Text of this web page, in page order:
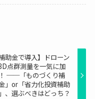
補助金で導入】ドローン
点群測量を一気に加
──「ものづくり補
」or「省力化投資補助
、選ぶべきはどっち？